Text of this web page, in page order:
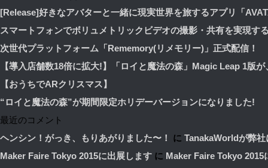
[Release]好きなアバターと一緒に現実世界を旅するアプリ「
スマートフォンでボリュメトリックビデオの撮影・共有を実現す
次世代プラットフォーム「Rememory(リメモリー)」正式配信！
【導入店舗数18倍に拡大!】「ロイと魔法の森」Magic Leap 1版
【おうちでARクリスマス】
“ロイと魔法の森”が期間限定ホリデーバージョンになりました!
最近のコメント
ヘンシン！がっき、もりあがりました〜！
に TanakaWorldが弊
Maker Faire Tokyo 2015に出展します に Maker Faire Tokyo